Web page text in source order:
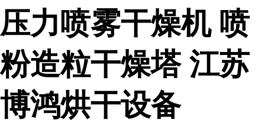
压力喷雾干燥机 喷
粉造粒干燥塔 江苏
博鸿烘干设备